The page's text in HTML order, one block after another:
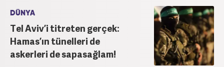
DÜNYA
Tel Aviv’i titreten gerçek:
Hamas’ın tünelleri de
askerleri de sapasağlam!